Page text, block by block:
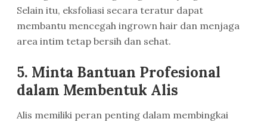
Selain itu, eksfoliasi secara teratur dapat
membantu mencegah ingrown hair dan menjaga
area intim tetap bersih dan sehat.
5. Minta Bantuan Profesional
dalam Membentuk Alis
Alis memiliki peran penting dalam membingkai